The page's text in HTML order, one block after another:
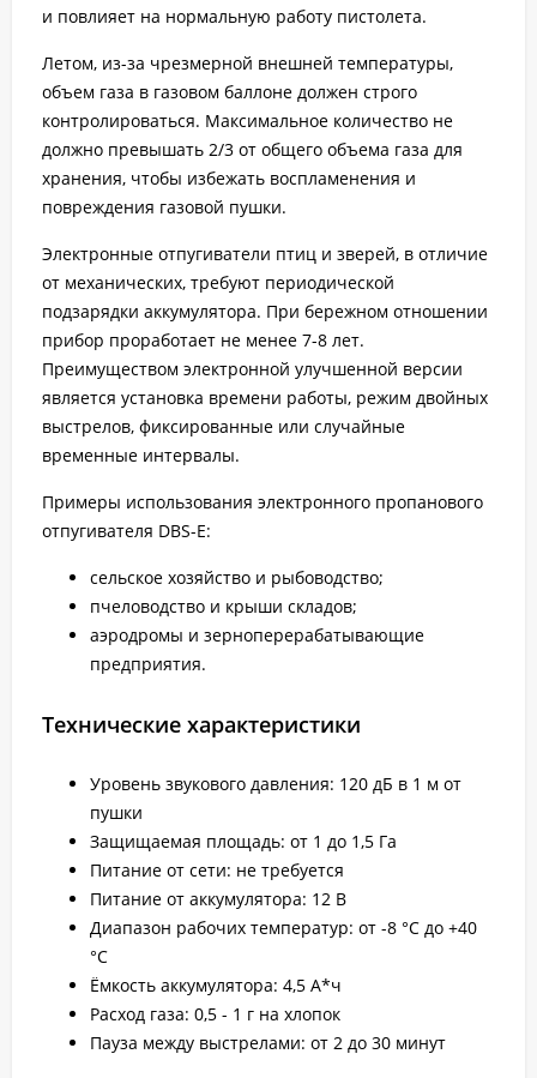
и повлияет на нормальную работу пистолета.
Летом, из-за чрезмерной внешней температуры,
объем газа в газовом баллоне должен строго
контролироваться. Максимальное количество не
должно превышать 2/3 от общего объема газа для
хранения, чтобы избежать воспламенения и
повреждения газовой пушки.
Электронные отпугиватели птиц и зверей, в отличие
от механических, требуют периодической
подзарядки аккумулятора. При бережном отношении
прибор проработает не менее 7-8 лет.
Преимуществом электронной улучшенной версии
является установка времени работы, режим двойных
выстрелов, фиксированные или случайные
временные интервалы.
Примеры использования электронного пропанового
отпугивателя DBS-E:
сельское хозяйство и рыбоводство;
пчеловодство и крыши складов;
аэродромы и зерноперерабатывающие
предприятия.
Технические характеристики
Уровень звукового давления: 120 дБ в 1 м от
пушки
Защищаемая площадь: от 1 до 1,5 Га
Питание от сети: не требуется
Питание от аккумулятора: 12 В
Диапазон рабочих температур: от -8 °С до +40
°С
Ёмкость аккумулятора: 4,5 А*ч
Расход газа: 0,5 - 1 г на хлопок
Пауза между выстрелами: от 2 до 30 минут